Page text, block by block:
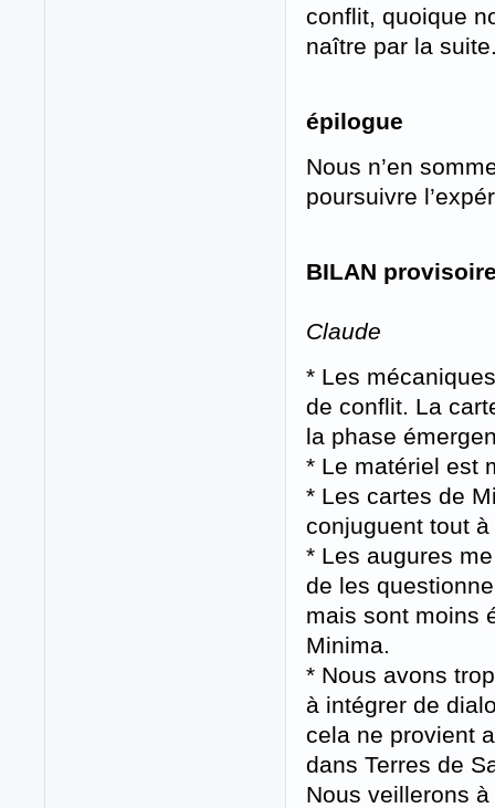
conflit, quoique
naître par la
épilogue
Nous n’en
poursuivre
BILAN
Claude
* Les
de conflit. La
la phase
* Le matériel est
* Les cartes de
conjuguent tout
* Les augures
de les
mais sont moins
Minima.
* Nous avons
à intégrer de
cela ne provient
dans Terres de
Nous veillerons